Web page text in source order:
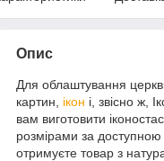
Опис
Для облаштування
картин, ікон і, звісно ж,
вам виготовити
розмірами за
отримуєте товар з